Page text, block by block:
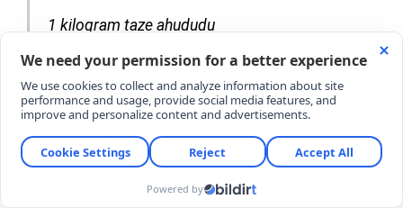
​​​​​​​1 kilogram taze ahududu
1 tatlı kaşığı taze sıkılmış limon suyu
1 çay kaşığı tereyağı (köpüklenmeyi önlemek
için)